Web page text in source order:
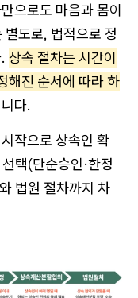
으로도 마음과 몸이
도로, 법적으로 정
상속 절차는 시간이
해진 순서에 따라 하
다.
작으로 상속인 확
택(단순승인·한정
법원 절차까지 차